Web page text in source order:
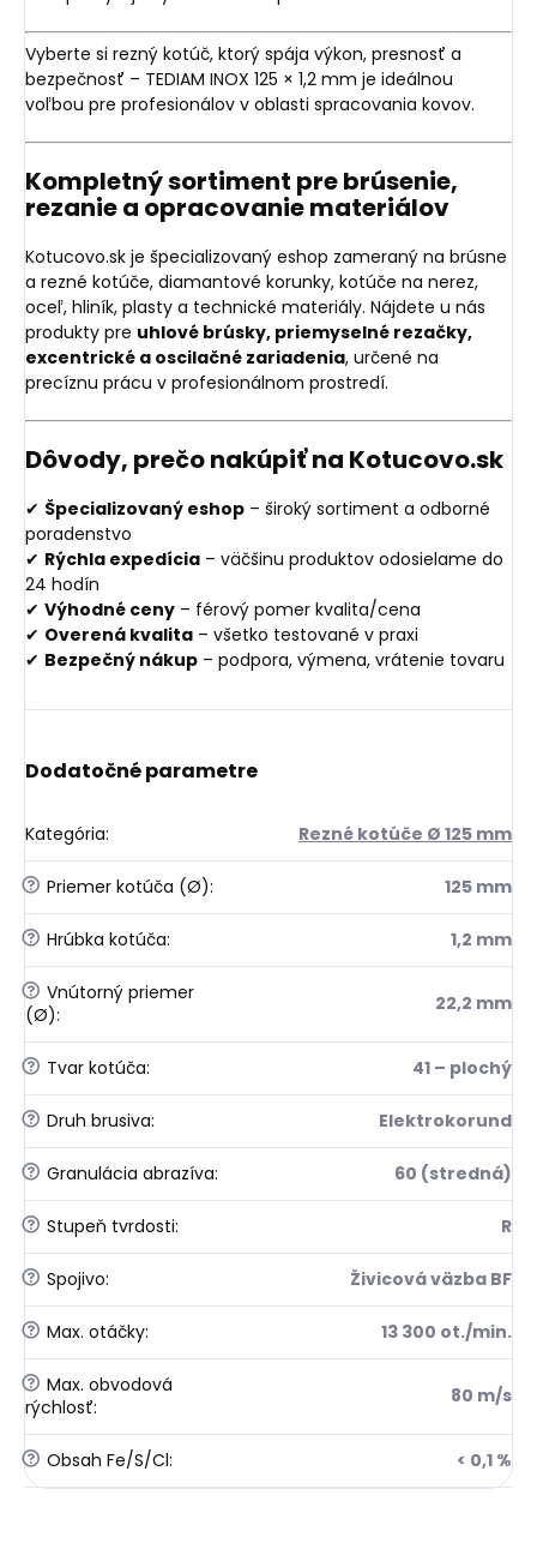
Vyberte si rezný kotúč, ktorý spája výkon, presnosť a
bezpečnosť – TEDIAM INOX 125 × 1,2 mm je ideálnou
voľbou pre profesionálov v oblasti spracovania kovov.
Kompletný sortiment pre brúsenie,
rezanie a opracovanie materiálov
Kotucovo.sk je špecializovaný eshop zameraný na brúsne
a rezné kotúče, diamantové korunky, kotúče na nerez,
oceľ, hliník, plasty a technické materiály. Nájdete u nás
produkty pre uhlové brúsky, priemyselné rezačky,
excentrické a oscilačné zariadenia, určené na
precíznu prácu v profesionálnom prostredí.
Dôvody, prečo nakúpiť na Kotucovo.sk
✔ Špecializovaný eshop – široký sortiment a odborné
poradenstvo
✔ Rýchla expedícia – väčšinu produktov odosielame do
24 hodín
✔ Výhodné ceny – férový pomer kvalita/cena
✔ Overená kvalita – všetko testované v praxi
✔ Bezpečný nákup – podpora, výmena, vrátenie tovaru
Dodatočné parametre
Kategória: Rezné kotúče Ø 125 mm
? Priemer kotúča (Ø): 125 mm
? Hrúbka kotúča: 1,2 mm
? Vnútorný priemer
(Ø): 22,2 mm
? Tvar kotúča: 41 – plochý
? Druh brusiva: Elektrokorund
? Granulácia abrazíva: 60 (stredná)
? Stupeň tvrdosti: R
? Spojivo: Živicová väzba BF
? Max. otáčky: 13 300 ot./min.
? Max. obvodová
rýchlosť: 80 m/s
? Obsah Fe/S/Cl: < 0,1 %